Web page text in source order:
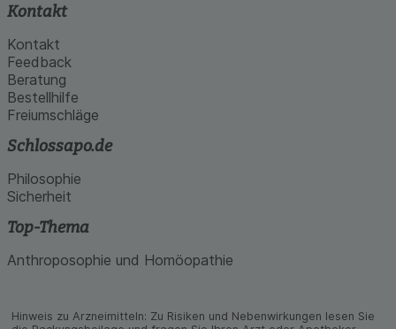
Kontakt
Kontakt
Feedback
Beratung
Bestellhilfe
Freiumschläge
Schlossapo.de
Philosophie
Sicherheit
Top-Thema
Anthroposophie und Homöopathie
Hinweis zu Arzneimitteln: Zu Risiken und Neben­wirkungen lesen Sie